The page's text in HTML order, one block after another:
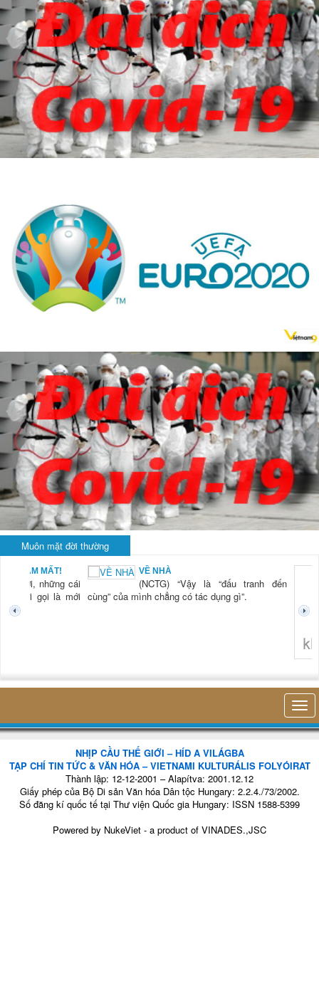
Muôn mặt đời thường
những cái
gọi là mới
VỀ NHÀ
(NCTG) “Vậy là “đấu tranh đến
cùng” của mình chẳng có tác dụng gì”.
NHỊP CẦU THẾ GIỚI – HÍD A VILÁGBA
TẠP CHÍ TIN TỨC & VĂN HÓA – VIETNAMI KULTURÁLIS FOLYÓIRAT
Thành lập: 12-12-2001 – Alapítva: 2001.12.12
Giấy phép của Bộ Di sản Văn hóa Dân tộc Hungary: 2.2.4./73/2002.
Số đăng kí quốc tế tại Thư viện Quốc gia Hungary: ISSN 1588-5399
Powered by NukeViet - a product of VINADES.,JSC